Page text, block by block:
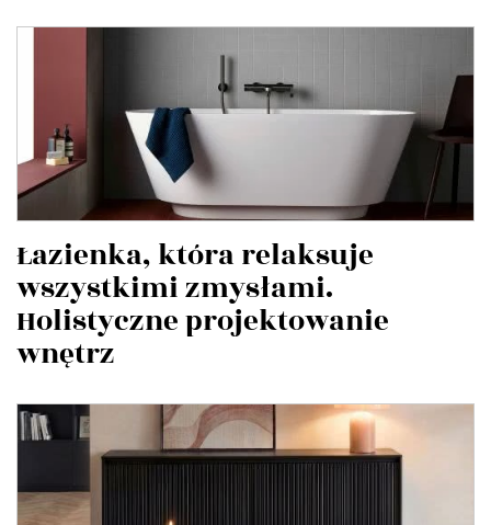
Łazienka, która relaksuje
wszystkimi zmysłami.
Holistyczne projektowanie
wnętrz